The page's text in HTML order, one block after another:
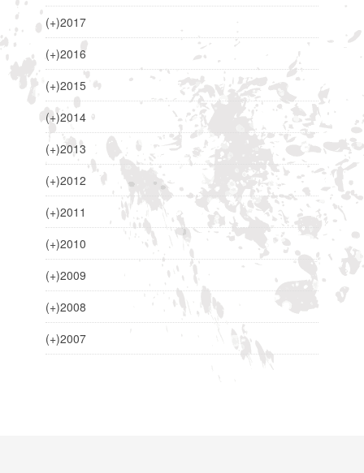
(+)2017
(+)2016
(+)2015
(+)2014
(+)2013
(+)2012
(+)2011
(+)2010
(+)2009
(+)2008
(+)2007